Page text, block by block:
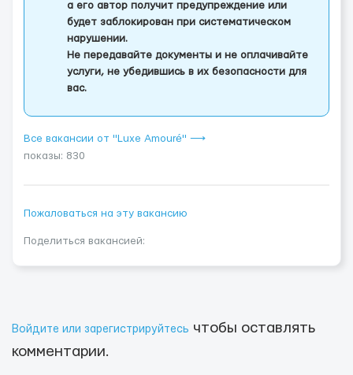
а его автор получит предупреждение или
будет заблокирован при систематическом
нарушении.
Не передавайте документы и не оплачивайте
услуги, не убедившись в их безопасности для
вас.
Все вакансии от "Luxe Amouré" ⟶
показы: 830
Пожаловаться на эту вакансию
Поделиться вакансией:
Войдите или зарегистрируйтесь чтобы оставлять
комментарии.